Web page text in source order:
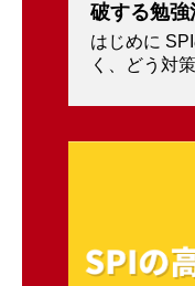
破する勉強
はじめに
く、どう対